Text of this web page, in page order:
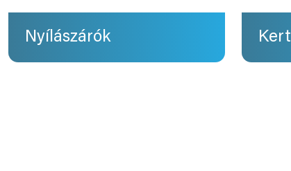
Nyílászárók Kert